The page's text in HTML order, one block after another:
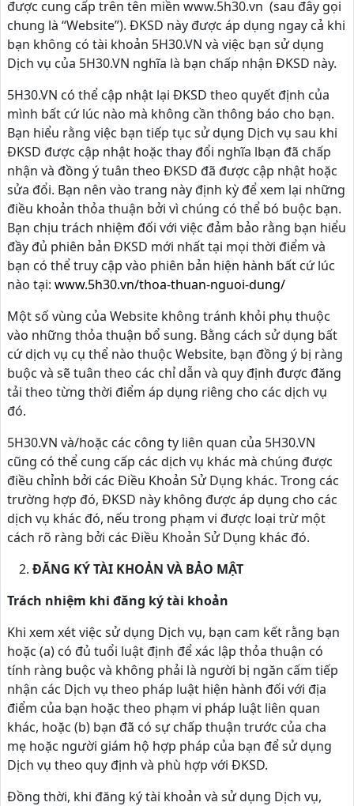
được cung cấp trên tên miền www.5h30.vn (sau đây gọi
chung là “Website”). ĐKSD này được áp dụng ngay cả khi
bạn không có tài khoản 5H30.VN và việc bạn sử dụng
Dịch vụ của 5H30.VN nghĩa là bạn chấp nhận ĐKSD này.
5H30.VN có thể cập nhật lại ĐKSD theo quyết định của
mình bất cứ lúc nào mà không cần thông báo cho bạn.
Bạn hiểu rằng việc bạn tiếp tục sử dụng Dịch vụ sau khi
ĐKSD được cập nhật hoặc thay đổi nghĩa lbạn đã chấp
nhận và đồng ý tuân theo ĐKSD đã được cập nhật hoặc
sửa đổi. Bạn nên vào trang này định kỳ để xem lại những
điều khoản thỏa thuận bởi vì chúng có thể bó buộc bạn.
Bạn chịu trách nhiệm đối với việc đảm bảo rằng bạn hiểu
đầy đủ phiên bản ĐKSD mới nhất tại mọi thời điểm và
bạn có thể truy cập vào phiên bản hiện hành bất cứ lúc
nào tại: www.5h30.vn/thoa-thuan-nguoi-dung/
Một số vùng của Website không tránh khỏi phụ thuộc
vào những thỏa thuận bổ sung. Bằng cách sử dụng bất
cứ dịch vụ cụ thể nào thuộc Website, bạn đồng ý bị ràng
buộc và sẽ tuân theo các chỉ dẫn và quy định được đăng
tải theo từng thời điểm áp dụng riêng cho các dịch vụ
đó.
5H30.VN và/hoặc các công ty liên quan của 5H30.VN
cũng có thể cung cấp các dịch vụ khác mà chúng được
điều chỉnh bởi các Điều Khoản Sử Dụng khác. Trong các
trường hợp đó, ĐKSD này không được áp dụng cho các
dịch vụ khác đó, nếu trong phạm vi được loại trừ một
cách rõ ràng bởi các Điều Khoản Sử Dụng khác đó.
ĐĂNG KÝ TÀI KHOẢN VÀ BẢO MẬT
Trách nhiệm khi đăng ký tài khoản
Khi xem xét việc sử dụng Dịch vụ, bạn cam kết rằng bạn
hoặc (a) có đủ tuổi luật định để xác lập thỏa thuận có
tính ràng buộc và không phải là người bị ngăn cấm tiếp
nhận các Dịch vụ theo pháp luật hiện hành đối với địa
điểm của bạn hoặc theo phạm vi pháp luật liên quan
khác, hoặc (b) bạn đã có sự chấp thuận trước của cha
mẹ hoặc người giám hộ hợp pháp của bạn để sử dụng
Dịch vụ theo quy định và phù hợp với ĐKSD.
Đồng thời, khi đăng ký tài khoản và sử dụng Dịch vụ,